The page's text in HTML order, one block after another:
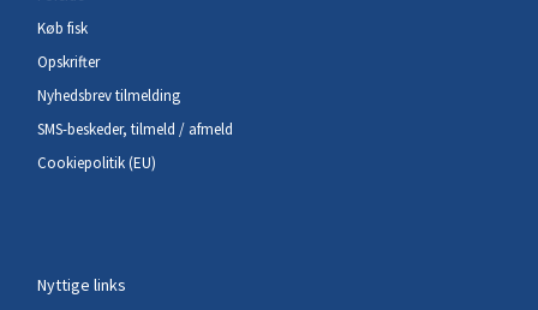
Køb fisk
Opskrifter
Nyhedsbrev tilmelding
SMS-beskeder, tilmeld / afmeld
Cookiepolitik (EU)
Nyttige links